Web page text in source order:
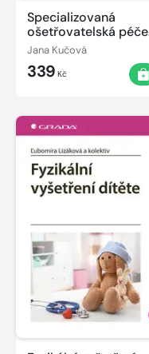
Specializovaná
ošetřovatelská péče
v neonatologii
Jana Kučová
339 Kč